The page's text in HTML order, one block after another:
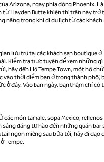
Arizona, ngay phía đông Phoenix.
từ Hayden Butte khiến thị trấn này trở
nắng trong khi đi du lịch từ các khách
lưu trú tại các khách sạn boutique ở
Kiểm tra trực tuyến để xem những gì
hãy đến Hồ Tempe Town, một hồ
vào thời điểm bạn ở trong thành phố,
ở đây. Vào ban ngày, bạn thậm chí có
món tamale, sopa Mexico, rellenos
sáng đáng tự hào đến những quán bar
ngon miệng sau bữa tối, hãy đi dạo
Tempe.